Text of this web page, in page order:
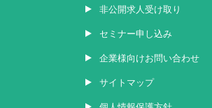
非公開求人受け取り
セミナー申し込み
企業様向けお問い合わせ
サイトマップ